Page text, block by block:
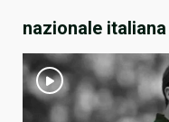
nazionale italiana